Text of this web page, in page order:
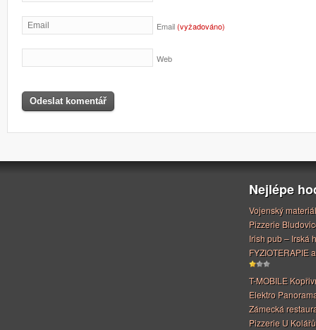
Email(vyžadováno)
Web
Nejlépe
Vojenský
Pizzerie
Irish pub – Irská
FYZIOTERAPIE
T-MOBILE
Elektro
Zámecká
Pizzerie U Kolářů